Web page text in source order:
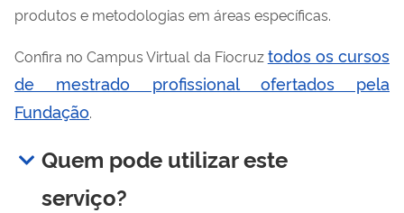
produtos e metodologias em áreas específicas.
Confira no Campus Virtual da Fiocruztodos os cursos
de mestrado profissional ofertados pela
Fundação.
Quem pode utilizar este
serviço?